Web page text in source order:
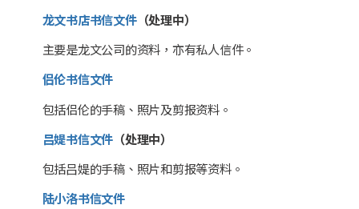
龙文书店书信文件（处理中）
主要是龙文公司的资料，亦有私人信件。
侣伦书信文件
包括侣伦的手稿、照片及剪报资料。
吕媞书信文件 （处理中）
包括吕媞的手稿、照片和剪报等资料。
陆小洛书信文件